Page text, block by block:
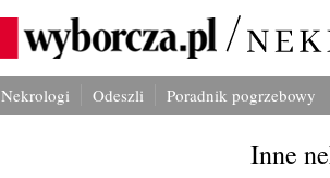
Nekrologi Odeszli Poradnik pogrzebowy
Inne